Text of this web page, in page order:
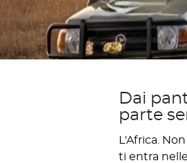
Dai
parte
L'Africa.
ti entra